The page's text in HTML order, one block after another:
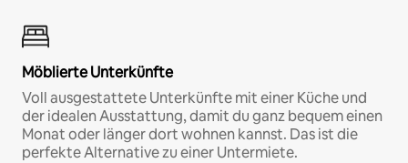
Möblierte Unterkünfte
Voll ausgestattete Unterkünfte mit einer Küche und
der idealen Ausstattung, damit du ganz bequem einen
Monat oder länger dort wohnen kannst. Das ist die
perfekte Alternative zu einer Untermiete.